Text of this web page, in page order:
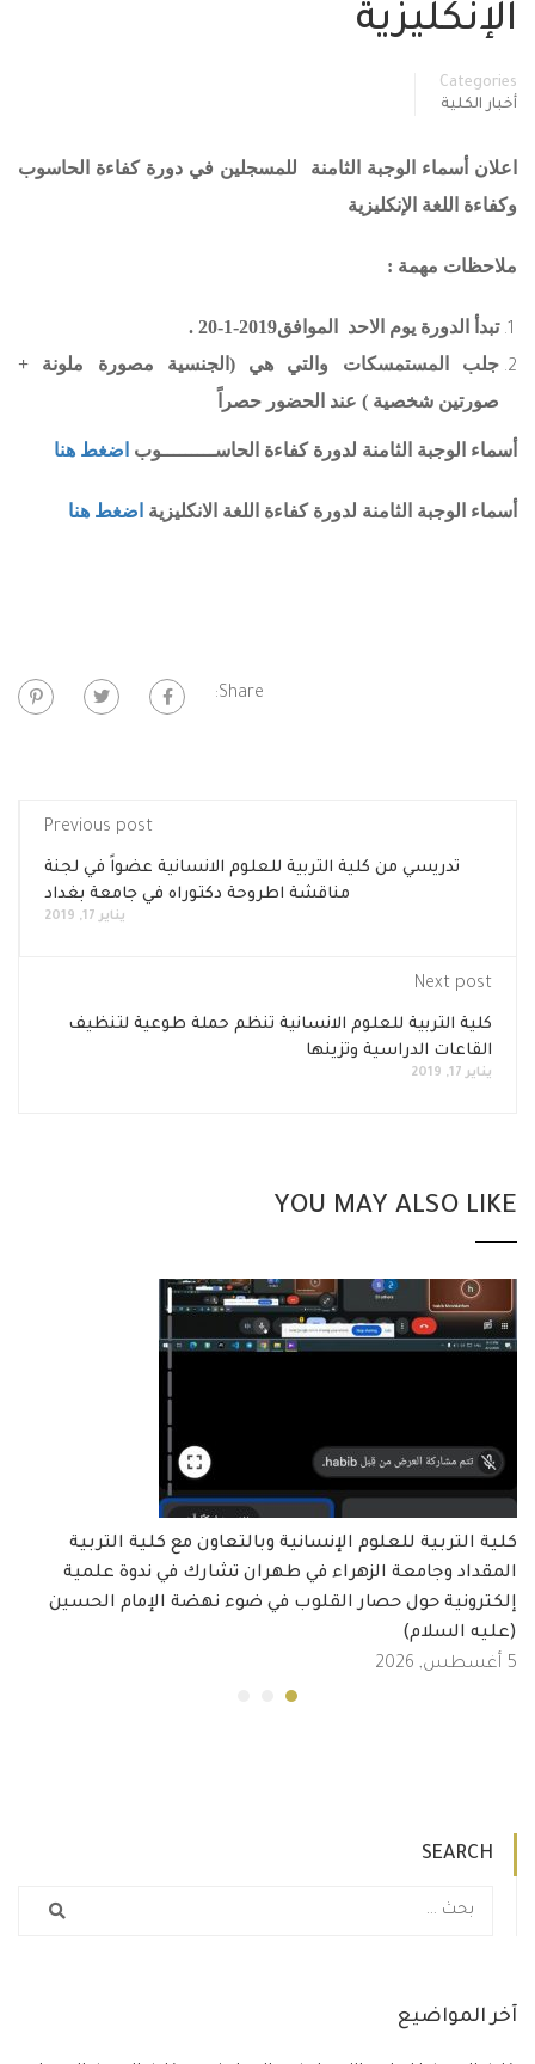
الإنكليزية
Categories
أخبار الكلية
اعلان أسماء الوجبة الثامنة للمسجلين في دورة كفاءة الحاسوب
وكفاءة اللغة الإنكليزية
ملاحظات مهمة :
تبدأ الدورة يوم الاحد الموافق2019-1-20 .
جلب المستمسكات والتي هي (الجنسية مصورة ملونة +
صورتين شخصية ) عند الحضور حصراً
أسماء الوجبة الثامنة لدورة كفاءة الحاســـــــــوب اضغط هنا
أسماء الوجبة الثامنة لدورة كفاءة اللغة الانكليزية اضغط هنا
Share:
Previous post
تدريسي من كلية التربية للعلوم الانسانية عضواً في لجنة
مناقشة اطروحة دكتوراه في جامعة بغداد
يناير 17, 2019
Next post
كلية التربية للعلوم الانسانية تنظم حملة طوعية لتنظيف
القاعات الدراسية وتزينها
يناير 17, 2019
YOU MAY ALSO LIKE
كلية التربية للعلوم الإنسانية وبالتعاون مع كلية التربية
المقداد وجامعة الزهراء في طهران تشارك في ندوة علمية
إلكترونية حول حصار القلوب في ضوء نهضة الإمام الحسين
(عليه السلام)
5 أغسطس, 2026
SEARCH
آخر المواضيع